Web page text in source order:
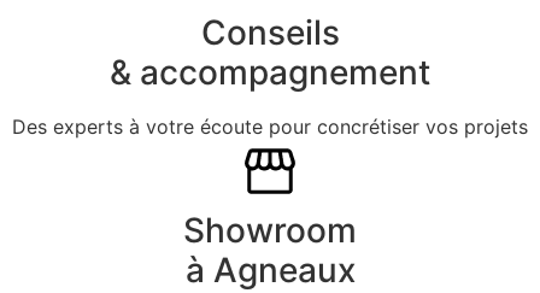
Conseils
& accompagnement
Des experts à votre écoute pour concrétiser vos projets
Showroom
à Agneaux